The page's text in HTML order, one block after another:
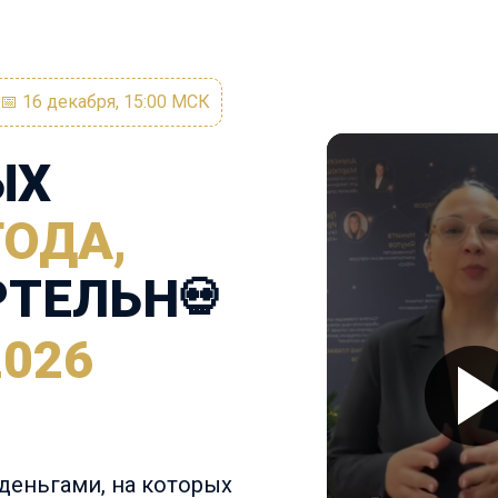
📅 16 декабря, 15:00 МСК
💀
на которых